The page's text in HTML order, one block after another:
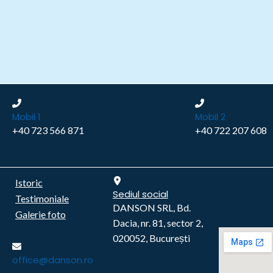
Mobil 1
+40 723 566 871
Mobil 2
+40 722 207 608
Istoric
Testimoniale
Galerie foto
office@danson.ro
Sediul social
DANSON SRL, Bd.
Dacia, nr. 81, sector 2,
020052, București